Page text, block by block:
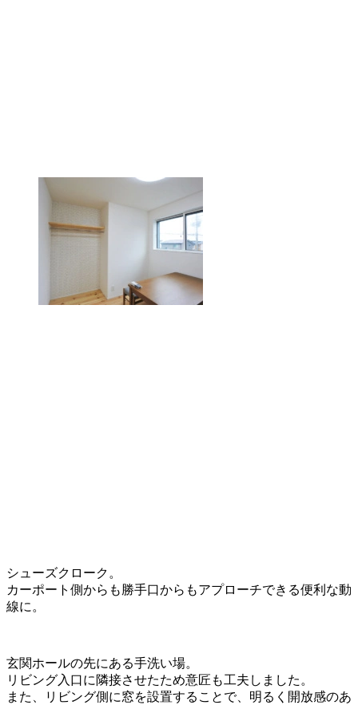
シューズクローク。
カーポート側からも勝手口からもアプローチできる便利な動
線に。
玄関ホールの先にある手洗い場。
リビング入口に隣接させたため意匠も工夫しました。
また、リビング側に窓を設置することで、明るく開放感のあ